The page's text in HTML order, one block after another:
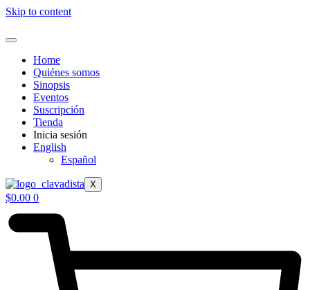
Skip to content
Home
Quiénes somos
Sinopsis
Eventos
Suscripción
Tienda
Inicia sesión
English
Español
X
$0.00 0